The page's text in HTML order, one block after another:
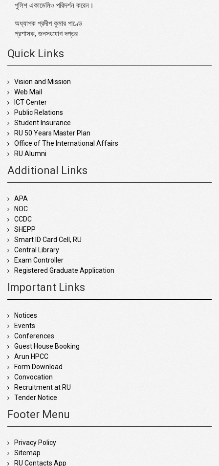
পুলিশ একাডেমিও পরিদর্শন করেন।
অধ্যাপক প্রদীপ কুমার পাণ্ডে
প্রশাসক, জনসংযোগ দপ্তর
Quick Links
Vision and Mission
Web Mail
ICT Center
Public Relations
Student Insurance
RU 50 Years Master Plan
Office of The International Affairs
RU Alumni
Additional Links
APA
NOC
CCDC
SHEPP
Smart ID Card Cell, RU
Central Library
Exam Controller
Registered Graduate Application
Important Links
Notices
Events
Conferences
Guest House Booking
Arun HPCC
Form Download
Convocation
Recruitment at RU
Tender Notice
Footer Menu
Privacy Policy
Sitemap
RU Contacts App